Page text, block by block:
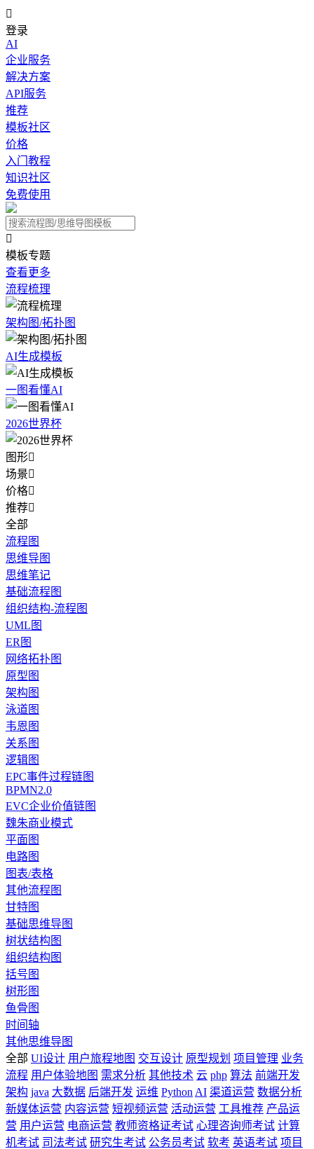

登录
AI
企业服务
解决方案
API服务
推荐
模板社区
价格
入门教程
知识社区
免费使用

模板专题
查看更多
流程梳理
架构图/拓扑图
AI生成模板
一图看懂AI
2026世界杯
图形
场景
价格
推荐
全部
流程图
思维导图
思维笔记
基础流程图
组织结构-流程图
UML图
ER图
网络拓扑图
原型图
架构图
泳道图
韦恩图
关系图
逻辑图
EPC事件过程链图
BPMN2.0
EVC企业价值链图
魏朱商业模式
平面图
电路图
图表/表格
其他流程图
甘特图
基础思维导图
树状结构图
组织结构图
括号图
树形图
鱼骨图
时间轴
其他思维导图
全部 UI设计 用户旅程地图 交互设计 原型规划 项目管理 业务
流程 用户体验地图 需求分析 其他技术 云 php 算法 前端开发
架构 java 大数据 后端开发 运维 Python AI 渠道运营 数据分析
新媒体运营 内容运营 短视频运营 活动运营 工具推荐 产品运
营 用户运营 电商运营 教师资格证考试 心理咨询师考试 计算
机考试 司法考试 研究生考试 公务员考试 软考 英语考试 项目